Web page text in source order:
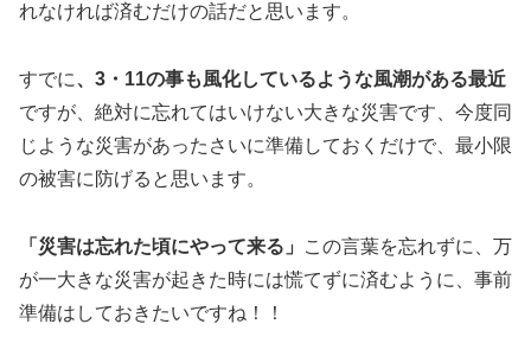
れなければ済むだけの話だと思います。
すでに、3・11の事も風化しているような風潮がある最近
ですが、絶対に忘れてはいけない大きな災害です、今度同
じような災害があったさいに準備しておくだけで、最小限
の被害に防げると思います。
「災害は忘れた頃にやって来る」
この言葉を忘れずに、万
が一大きな災害が起きた時には慌てずに済むように、事前
準備はしておきたいですね！！